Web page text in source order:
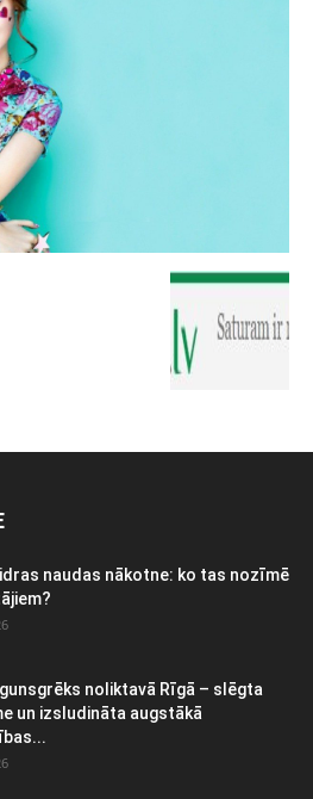
naudas nākotne: ko tas nozīmē
noliktavā Rīgā – slēgta
un izsludināta augstākā